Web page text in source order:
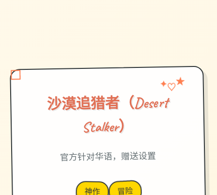
沙漠追猎者（Desert
Stalker）
✦♡★
官方针对华语，赠送设置
神作 冒险